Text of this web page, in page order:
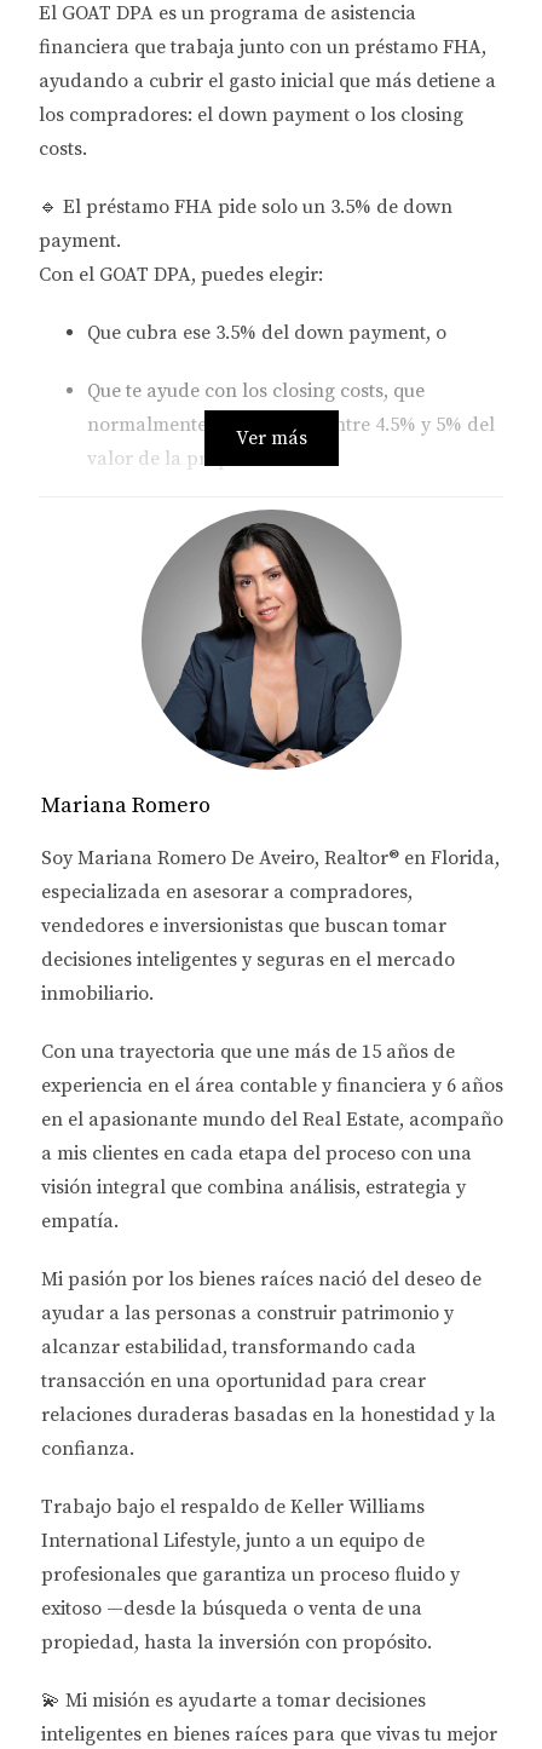
El GOAT DPA es un programa de asistencia
financiera que trabaja junto con un préstamo FHA,
ayudando a cubrir el gasto inicial que más detiene a
los compradores: el down payment o los closing
costs.
🔹 El préstamo FHA pide solo un 3.5% de down
payment.
Con el GOAT DPA, puedes elegir:
Que cubra ese 3.5% del down payment, o
Que te ayude con los closing costs, que
normalmente representan entre 4.5% y 5% del
valor de la propiedad.
De esta forma, muchas familias que tienen ingresos
pero no han podido ahorrar lo suficiente pueden
finalmente dar el paso a la compra de su casa.
🔑 REQUISITOS PRINCIPALES
Préstamo principal:FHA(propiedades de 1–2
No necesitas ser comprador por primera vez.
Score de crédito mínimo:
620 para opción
660 para opciónreembolsable.
💡 ¿POR QUÉ ES UNA GRAN
OPORTUNIDAD EN 2025?
limitado a ciertas profesiones, dejando fuera a
muchos compradores.
ElGOAT DPAes más flexible y accesible:
cualquier persona con ingresos estables puede
aplicar.
Estamos en unmercado de compradores
más inventario y mejores condiciones de
negociación.
En lugar de seguir pagando renta (y financiar
esta ayuda y convertir ese pago mensual en
inversión propia.
Ver más
Mariana Romero
Soy Mariana Romero De Aveiro, Realtor® en Florida,
especializada en asesorar a compradores,
vendedores e inversionistas que buscan tomar
decisiones inteligentes y seguras en el mercado
inmobiliario.
Con una trayectoria que une más de 15 años de
experiencia en el área contable y financiera y 6 años
en el apasionante mundo del Real Estate, acompaño
a mis clientes en cada etapa del proceso con una
visión integral que combina análisis, estrategia y
empatía.
Mi pasión por los bienes raíces nació del deseo de
ayudar a las personas a construir patrimonio y
alcanzar estabilidad, transformando cada
transacción en una oportunidad para crear
relaciones duraderas basadas en la honestidad y la
confianza.
Trabajo bajo el respaldo de Keller Williams
International Lifestyle, junto a un equipo de
profesionales que garantiza un proceso fluido y
exitoso —desde la búsqueda o venta de una
propiedad, hasta la inversión con propósito.
💫 Mi misión es ayudarte a tomar decisiones
inteligentes en bienes raíces para que vivas tu mejor